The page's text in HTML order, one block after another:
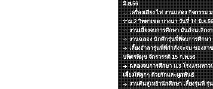
มิ.ย.56
เครื่องเสียง ไฟ งานแสดง กิจกรรม
ราม.2 วิทยาเขต บางนา วันที่ 14 มิ.ย.56
งานเลี้ยงจบการศึกษา มันส์จนเลิกง
งานฉลอง นักศึกรุ่นพี่ที่จบการศึกษา
เลี้ยงอำลารุ่นพี่ที่กำลังจะจบ ของสา
บพิตรพิมุข จักรวรรดิ 15 ก.พ.56
ฉลองจบการศึกษา ม.3 โรงแรมทา
เลี้ยงให้ลูกๆ ด้วยรักและผูกพันธ์
งานคืนสู่เหย้านักศึกษา เลี้ยงรุ่นพี่ รุ่น